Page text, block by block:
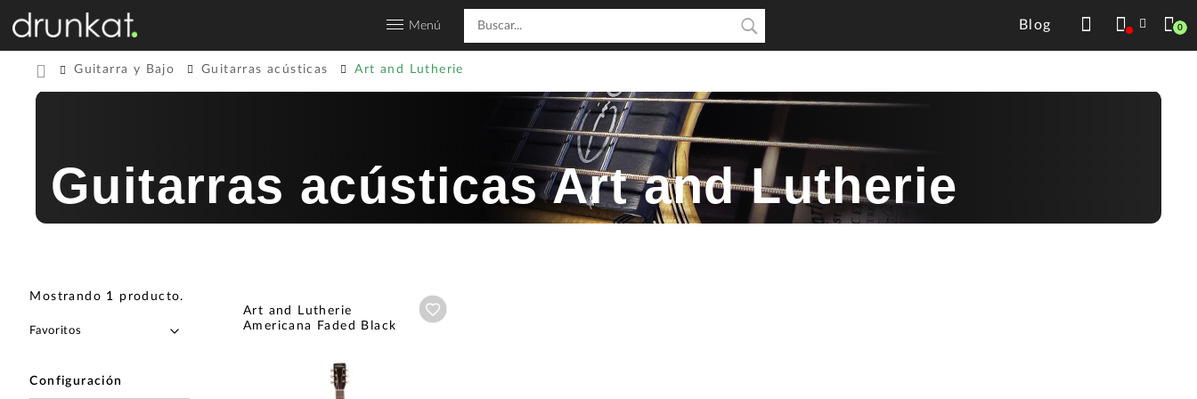
Menú Blog 0
Guitarra y Bajo Guitarras acústicas Art and Lutherie
Guitarras acústicas Art and Lutherie
Mostrando 1 producto.
Configuración
Art and Lutherie
Americana Faded Black